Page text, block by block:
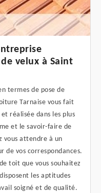
velux à Saint
termes de pose de
Tarnaise vous fait
réalisée dans les plus
et le savoir-faire de
vous attendre à un
de vos correspondances.
toit que vous souhaitez
les aptitudes
soigné et de qualité.